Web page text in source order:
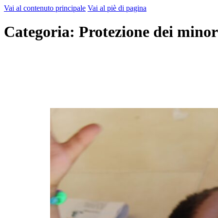
Vai al contenuto principale Vai al piè di pagina
Categoria: Protezione dei